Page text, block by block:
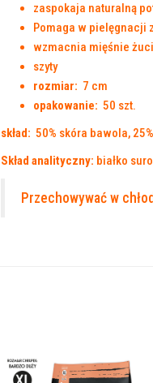
zaspokaja naturalną
Pomaga w pielęgnacji
wzmacnia mięśnie
szyty
rozmiar: 7 cm
opakowanie: 50 szt.
skład: 50% skóra bawola,
Skład analityczny: białko
Przechowywać w